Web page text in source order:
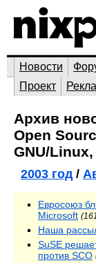
Новости
Проект
Архив
Open
GNU/Linux,
2003 год/
Евросоюз
Microsoft
Наша
SuSE
против SCO